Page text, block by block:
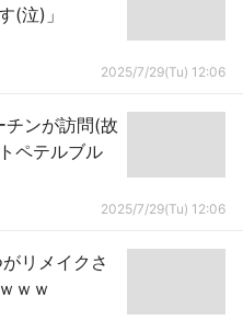
(泣)」
2025/7/29(Tu) 12:06
チンが訪問(故
ペテルブル
2025/7/29(Tu) 12:06
リメイクさ
ｗｗ